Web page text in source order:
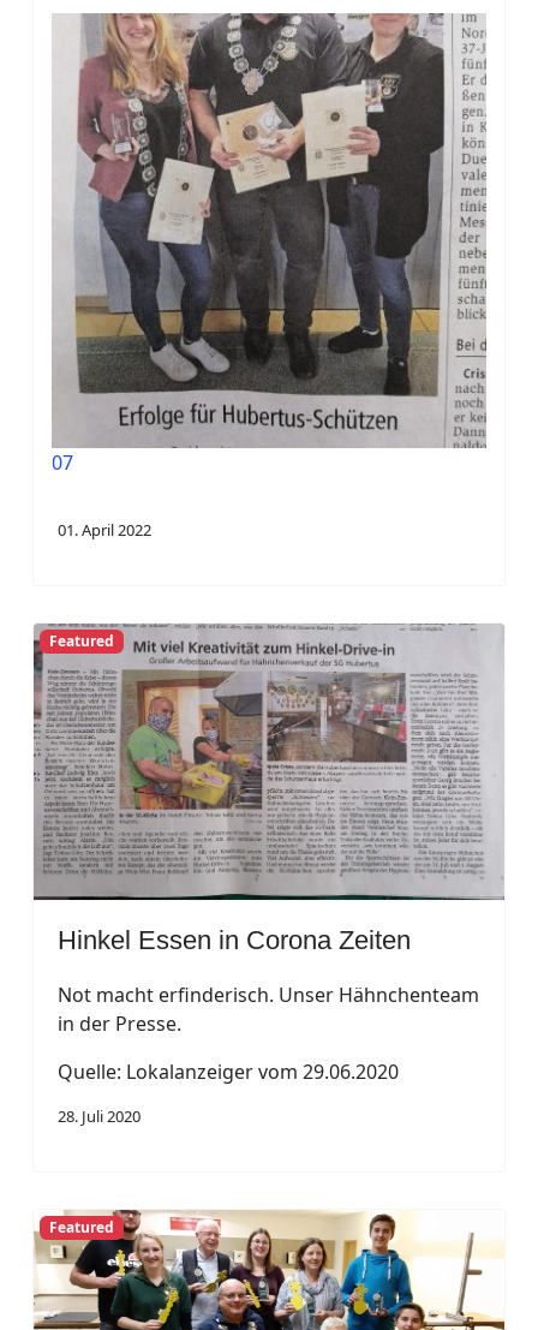
07
01. April 2022
Featured
Hinkel Essen in Corona Zeiten
Not macht erfinderisch. Unser Hähnchenteam
in der Presse.
Quelle: Lokalanzeiger vom 29.06.2020
28. Juli 2020
Featured